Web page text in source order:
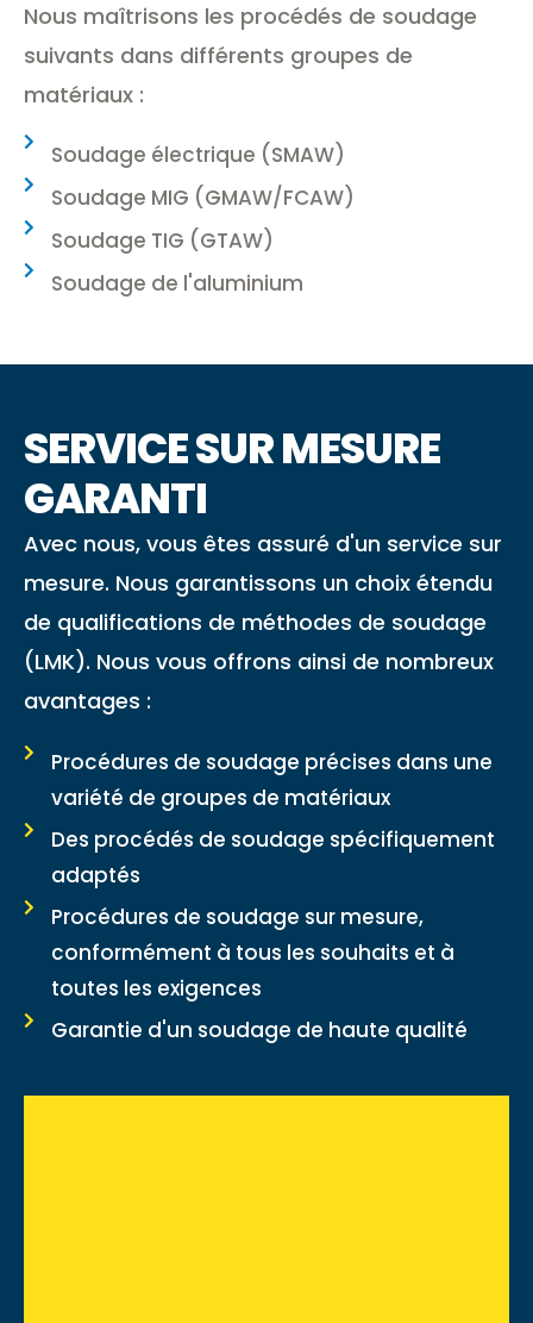
Nous maîtrisons les procédés de soudage
suivants dans différents groupes de
matériaux :
Soudage électrique (SMAW)
Soudage MIG (GMAW/FCAW)
Soudage TIG (GTAW)
Soudage de l'aluminium
SERVICE SUR MESURE
GARANTI
Avec nous, vous êtes assuré d'un service sur
mesure. Nous garantissons un choix étendu
de qualifications de méthodes de soudage
(LMK). Nous vous offrons ainsi de nombreux
avantages :
Procédures de soudage précises dans une
variété de groupes de matériaux
Des procédés de soudage spécifiquement
adaptés
Procédures de soudage sur mesure,
conformément à tous les souhaits et à
toutes les exigences
Garantie d'un soudage de haute qualité